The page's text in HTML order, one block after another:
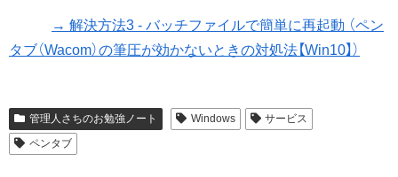
→ 解決方法3 - バッチファイルで簡単に再起動 （ペン
タブ（Wacom）の筆圧が効かないときの対処法【Win10】）
管理人さちのお勉強ノート Windows
サービス
ペンタブ